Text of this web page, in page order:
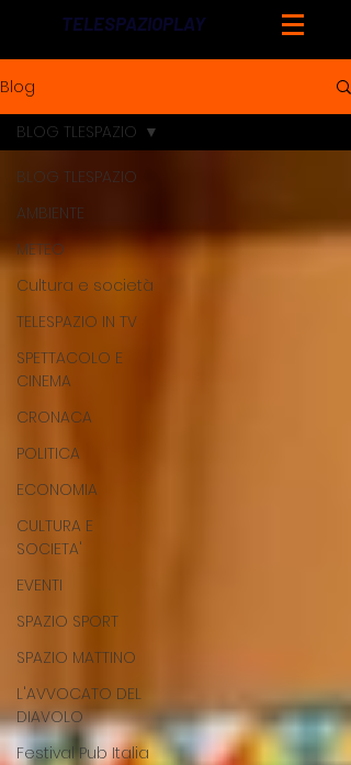
TELESPAZIOPLAY
Blog
BLOG TLESPAZIO
AMBIENTE
METEO
Cultura e società
TELESPAZIO IN TV
SPETTACOLO E
CINEMA
CRONACA
POLITICA
ECONOMIA
CULTURA E
SOCIETA'
EVENTI
SPAZIO SPORT
SPAZIO MATTINO
L'AVVOCATO DEL
DIAVOLO
Festival Pub Italia
BLOG TLESPAZIO